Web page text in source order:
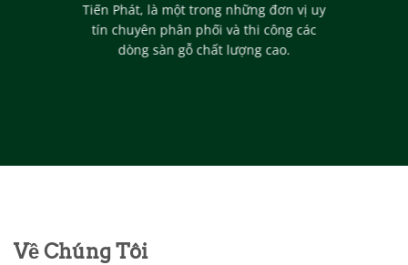
Tiến Phát, là một trong những đơn vị uy
tín chuyên phân phối và thi công các
dòng sàn gỗ chất lượng cao.
Về Chúng Tôi